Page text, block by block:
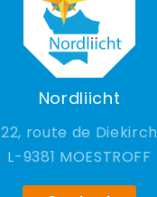
Nordliicht
22, route de Diekirch
9381 MOESTROFF